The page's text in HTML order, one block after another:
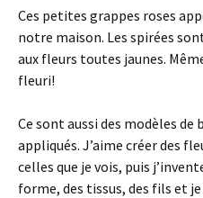
Ces petites grappes roses
notre maison. Les spirées
aux fleurs toutes jaunes.
fleuri!
Ce sont aussi des modèles de
appliqués. J’aime créer des
celles que je vois, puis
forme, des tissus, des fils et